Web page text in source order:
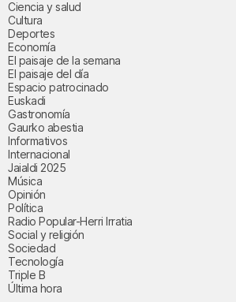
Ciencia y salud
Cultura
Deportes
Economía
El paisaje de la semana
El paisaje del día
Espacio patrocinado
Euskadi
Gastronomía
Gaurko abestia
Informativos
Internacional
Jaialdi 2025
Música
Opinión
Política
Radio Popular-Herri Irratia
Social y religión
Sociedad
Tecnología
Triple B
Última hora